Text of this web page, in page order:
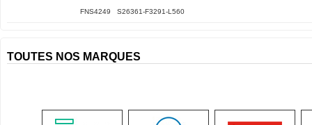
FNS4249 S26361-F3291-L560
TOUTES NOS MARQUES